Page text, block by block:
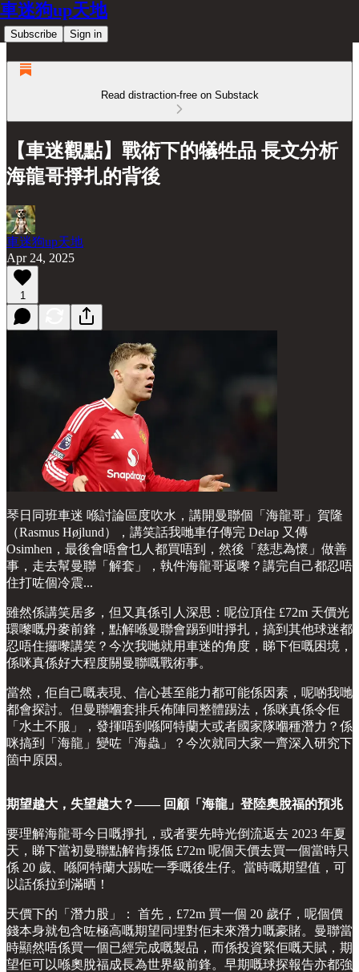
車迷狗up天地
Subscribe Sign in
Read distraction-free on Substack
【車迷觀點】戰術下的犠牲品 長文分析
海龍哥掙扎的背後
車迷狗up天地
Apr 24, 2025
1
琴日同班車迷 喺討論區度吹水，講開曼聯個「海龍哥」賀隆
（Rasmus Højlund），講笑話我哋車仔傳完 Delap 又傳
Osimhen，最後會唔會乜人都買唔到，然後「慈悲為懷」做善
事，走去幫曼聯「解套」，執件海龍哥返嚟？講完自己都忍唔
住打咗個冷震...
雖然係講笑居多，但又真係引人深思：呢位頂住 £72m 天價光
環嚟嘅丹麥前鋒，點解喺曼聯會踢到咁掙扎，搞到其他球迷都
忍唔住攞嚟講笑？今次我哋就用車迷的角度，睇下佢嘅困境，
係咪真係好大程度關曼聯嘅戰術事。
當然，佢自己嘅表現、信心甚至能力都可能係因素，呢啲我哋
都會探討。但曼聯嗰套排兵佈陣同整體踢法，係咪真係令佢
「水土不服」，發揮唔到喺阿特蘭大或者國家隊嗰種潛力？係
咪搞到「海龍」變咗「海蟲」？今次就同大家一齊深入研究下
箇中原因。
期望越大，失望越大？—— 回顧「海龍」登陸奧脫福的預兆
要理解海龍哥今日嘅掙扎，或者要先時光倒流返去 2023 年夏
天，睇下當初曼聯點解肯揼低 £72m 呢個天價去買一個當時只
係 20 歲、喺阿特蘭大踢咗一季嘅後生仔。當時嘅期望值，可
以話係拉到滿晒！
天價下的「潛力股」： 首先，£72m 買一個 20 歲仔，呢個價
錢本身就包含咗極高嘅期望同埋對佢未來潛力嘅豪賭。曼聯當
時顯然唔係買一個已經完成嘅製品，而係投資緊佢嘅天賦，期
望佢可以喺奧脫福成長為世界級前鋒。早期嘅球探報告亦都強